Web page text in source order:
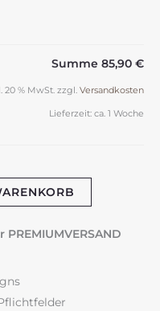
Summe 85,90 €
20 % MwSt. zzgl. Versandkosten
Lieferzeit: ca. 1 Woche